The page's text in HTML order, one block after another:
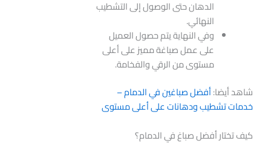
الدهان حتى الوصول إلى التشطيب
النهائي.
وفي النهاية يتم حصول العميل
على عمل صباغة مميز على أعلى
مستوى من الرقي والفخامة.
شاهد أيضا:أفضل صباغين في الدمام –
خدمات تشطيب ودهانات على أعلى مستوى
كيف تختار أفضل صباغ في الدمام؟